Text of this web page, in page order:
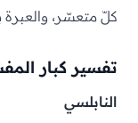
كلّ متعسّر، والعبرة
تفسير كبار
النابلسي